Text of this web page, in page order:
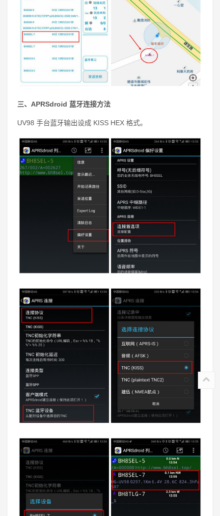
三、APRSdroid 蓝牙连接方法
UV98 手台蓝牙输出设成 KISS HEX 格式。